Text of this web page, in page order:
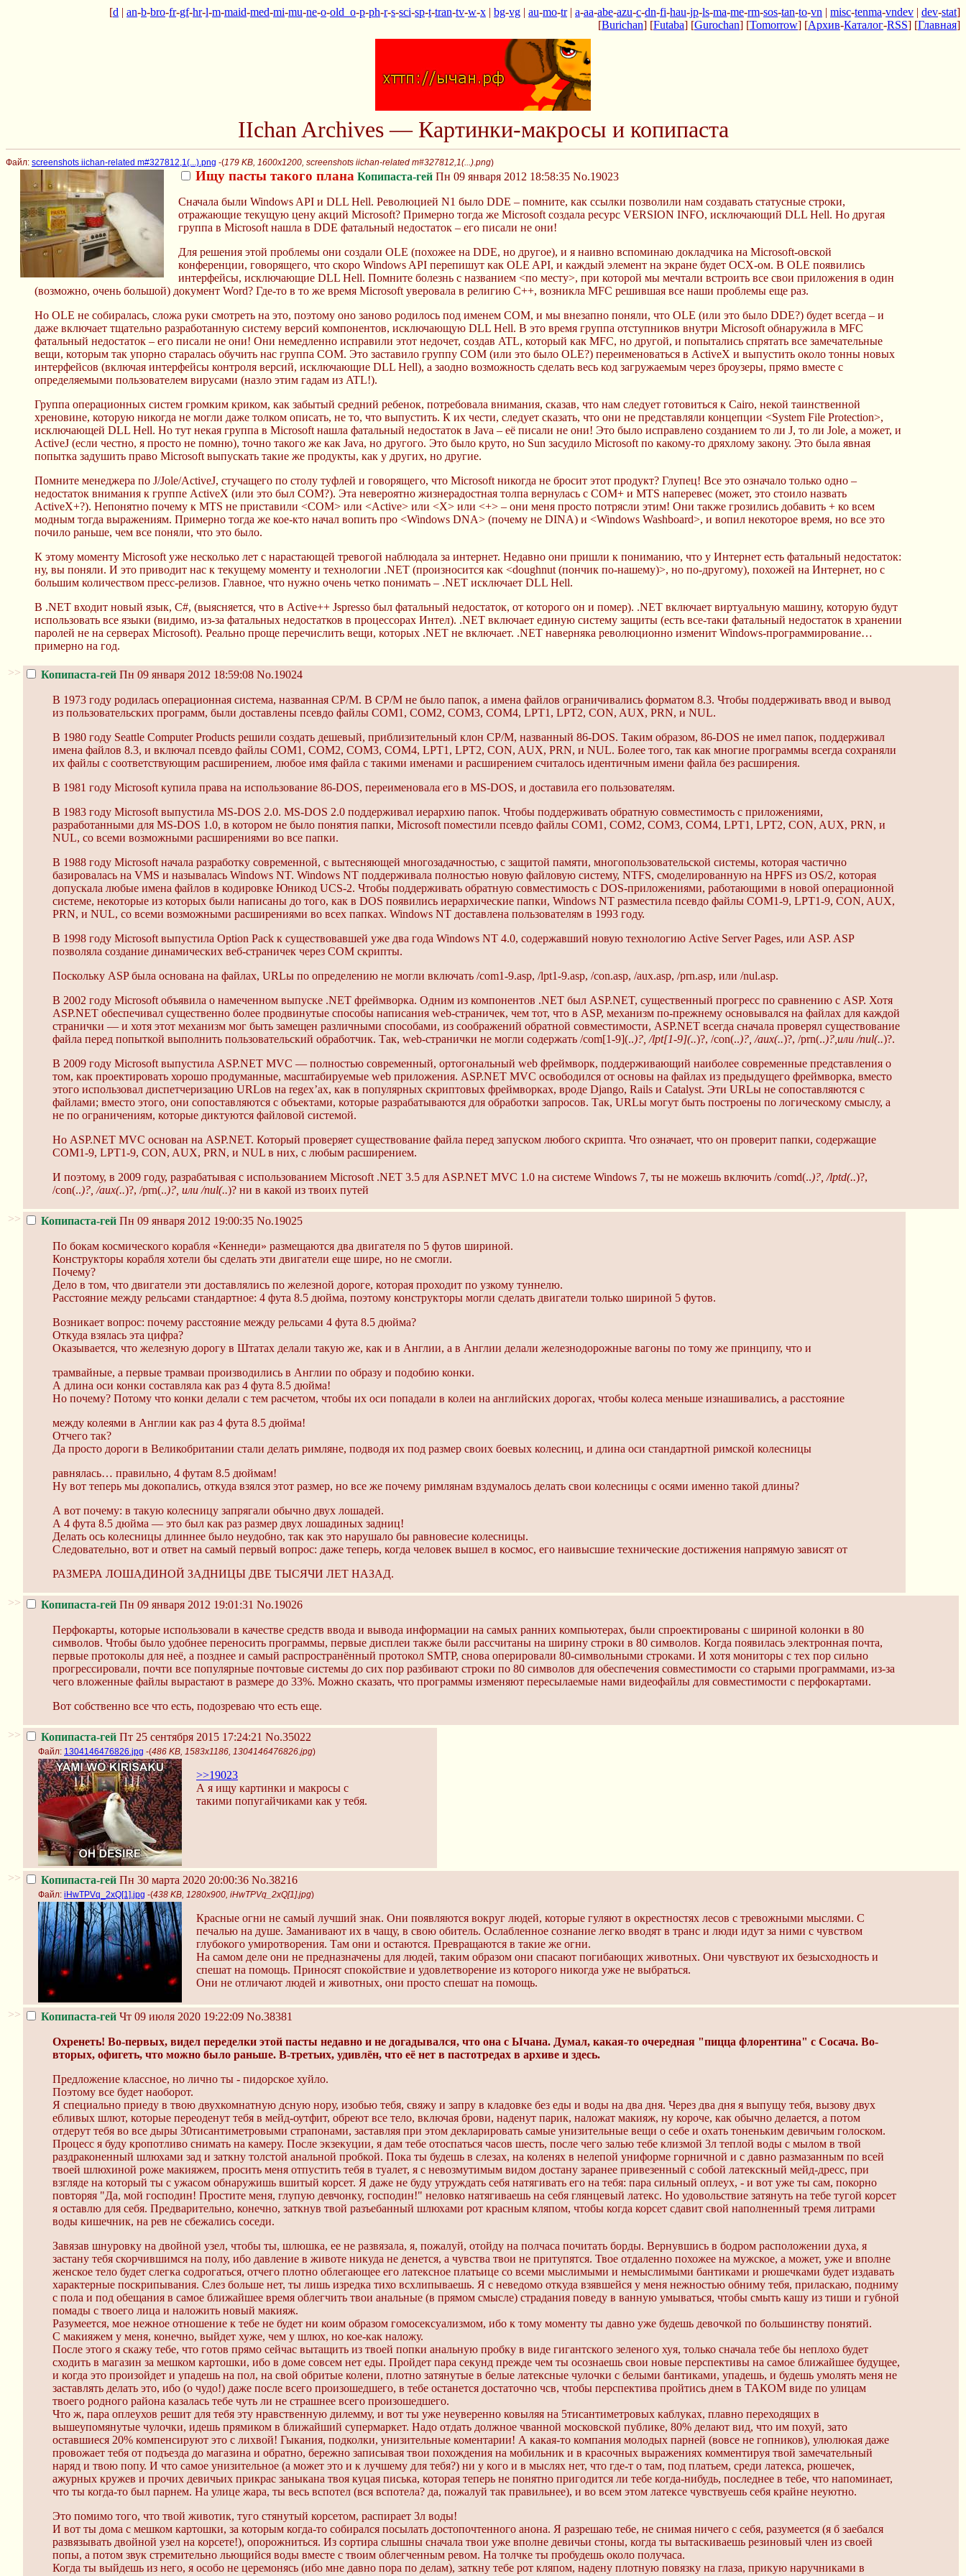
[d | an-b-bro-fr-gf-hr-l-m-maid-med-mi-mu-ne-o-old_o-p-ph-r-s-sci-sp-t-tran-tv-w-x | bg-vg | au-mo-tr| a-aa-abe-azu-c-dn-fi-hau-jp-ls-ma-me-rm-sos-tan-to-vn | misc-tenma-vndev | dev-stat]
[Burichan] [Futaba] [Gurochan] [Tomorrow] [Архив-Каталог-RSS] [Главная]
IIchan Archives — Картинки-макросы и копипаста
Файл: screenshots iichan-related m#327812,1(...).png -(179 KB, 1600x1200, screenshots iichan-related m#327812,1(...).png)
Ищу пасты такого плана Копипаста-гей Пн 09 января 2012 18:58:35 No.19023
Сначала были Windows API и DLL Hell. Революцией N1 было DDE – помните, как ссылки позволили нам создавать статусные строки,
отражающие текущую цену акций Microsoft? Примерно тогда же Microsoft создала ресурс VERSION INFO, исключающий DLL Hell. Но другая
группа в Microsoft нашла в DDE фатальный недостаток – его писали не они!
Для решения этой проблемы они создали OLE (похожее на DDE, но другое), и я наивно вспоминаю докладчика на Microsoft-овской
конференции, говорящего, что скоро Windows API перепишут как OLE API, и каждый элемент на экране будет ОСХ-ом. В OLE появились
интерфейсы, исключающие DLL Hell. Помните болезнь с названием <по месту>, при которой мы мечтали встроить все свои приложения в один
(возможно, очень большой) документ Word? Где-то в то же время Microsoft уверовала в религию С++, возникла MFC решившая все наши проблемы еще раз.
Но OLE не собиралась, сложа руки смотреть на это, поэтому оно заново родилось под именем COM, и мы внезапно поняли, что OLE (или это было DDE?) будет всегда – и
даже включает тщательно разработанную систему версий компонентов, исключающую DLL Hell. В это время группа отступников внутри Microsoft обнаружила в MFC
фатальный недостаток – его писали не они! Они немедленно исправили этот недочет, создав ATL, который как MFC, но другой, и попытались спрятать все замечательные
вещи, которым так упорно старалась обучить нас группа COM. Это заставило группу COM (или это было OLE?) переименоваться в ActiveX и выпустить около тонны новых
интерфейсов (включая интерфейсы контроля версий, исключающие DLL Hell), а заодно возможность сделать весь код загружаемым через броузеры, прямо вместе с
определяемыми пользователем вирусами (назло этим гадам из ATL!).
Группа операционных систем громким криком, как забытый средний ребенок, потребовала внимания, сказав, что нам следует готовиться к Cairo, некой таинственной
хреновине, которую никогда не могли даже толком описать, не то, что выпустить. К их чести, следует сказать, что они не представляли концепции <System File Protection>,
исключающей DLL Hell. Но тут некая группа в Microsoft нашла фатальный недостаток в Java – её писали не они! Это было исправлено созданием то ли J, то ли Jole, а может, и
ActiveJ (если честно, я просто не помню), точно такого же как Java, но другого. Это было круто, но Sun засудило Microsoft по какому-то дряхлому закону. Это была явная
попытка задушить право Microsoft выпускать такие же продукты, как у других, но другие.
Помните менеджера по J/Jole/ActiveJ, стучащего по столу туфлей и говорящего, что Microsoft никогда не бросит этот продукт? Глупец! Все это означало только одно –
недостаток внимания к группе ActiveX (или это был COM?). Эта невероятно жизнерадостная толпа вернулась с COM+ и MTS наперевес (может, это стоило назвать
ActiveX+?). Непонятно почему к MTS не приставили <COM> или <Active> или <X> или <+> – они меня просто потрясли этим! Они также грозились добавить + ко всем
модным тогда выражениям. Примерно тогда же кое-кто начал вопить про <Windows DNA> (почему не DINA) и <Windows Washboard>, и вопил некоторое время, но все это
почило раньше, чем все поняли, что это было.
К этому моменту Microsoft уже несколько лет с нарастающей тревогой наблюдала за интернет. Недавно они пришли к пониманию, что у Интернет есть фатальный недостаток:
ну, вы поняли. И это приводит нас к текущему моменту и технологии .NET (произносится как <doughnut (пончик по-нашему)>, но по-другому), похожей на Интернет, но с
большим количеством пресс-релизов. Главное, что нужно очень четко понимать – .NET исключает DLL Hell.
В .NET входит новый язык, C#, (выясняется, что в Active++ Jspresso был фатальный недостаток, от которого он и помер). .NET включает виртуальную машину, которую будут
использовать все языки (видимо, из-за фатальных недостатков в процессорах Интел). .NET включает единую систему защиты (есть все-таки фатальный недостаток в хранении
паролей не на серверах Microsoft). Реально проще перечислить вещи, которых .NET не включает. .NET наверняка революционно изменит Windows-программирование…
примерно на год.
>> Копипаста-гей Пн 09 января 2012 18:59:08 No.19024
В 1973 году родилась операционная система, названная CP/M. В CP/M не было папок, а имена файлов ограничивались форматом 8.3. Чтобы поддерживать ввод и вывод
из пользовательских программ, были доставлены псевдо файлы COM1, COM2, COM3, COM4, LPT1, LPT2, CON, AUX, PRN, и NUL.
В 1980 году Seattle Computer Products решили создать дешевый, приблизительный клон CP/M, названный 86-DOS. Таким образом, 86-DOS не имел папок, поддерживал
имена файлов 8.3, и включал псевдо файлы COM1, COM2, COM3, COM4, LPT1, LPT2, CON, AUX, PRN, и NUL. Более того, так как многие программы всегда сохраняли
их файлы с соответствующим расширением, любое имя файла с такими именами и расширением считалось идентичным имени файла без расширения.
В 1981 году Microsoft купила права на использование 86-DOS, переименовала его в MS-DOS, и доставила его пользователям.
В 1983 году Microsoft выпустила MS-DOS 2.0. MS-DOS 2.0 поддерживал иерархию папок. Чтобы поддерживать обратную совместимость с приложениями,
разработанными для MS-DOS 1.0, в котором не было понятия папки, Microsoft поместили псевдо файлы COM1, COM2, COM3, COM4, LPT1, LPT2, CON, AUX, PRN, и
NUL, со всеми возможными расширениями во все папки.
В 1988 году Microsoft начала разработку современной, с вытесняющей многозадачностью, с защитой памяти, многопользовательской системы, которая частично
базировалась на VMS и называлась Windows NT. Windows NT поддерживала полностью новую файловую систему, NTFS, смоделированную на HPFS из OS/2, которая
допускала любые имена файлов в кодировке Юникод UCS-2. Чтобы поддерживать обратную совместимость с DOS-приложениями, работающими в новой операционной
системе, некоторые из которых были написаны до того, как в DOS появились иерархические папки, Windows NT разместила псевдо файлы COM1-9, LPT1-9, CON, AUX,
PRN, и NUL, со всеми возможными расширениями во всех папках. Windows NT доставлена пользователям в 1993 году.
В 1998 году Microsoft выпустила Option Pack к существовавшей уже два года Windows NT 4.0, содержавший новую технологию Active Server Pages, или ASP. ASP
позволяла создание динамических веб-страничек через COM скрипты.
Поскольку ASP была основана на файлах, URLы по определению не могли включать /com1-9.asp, /lpt1-9.asp, /con.asp, /aux.asp, /prn.asp, или /nul.asp.
В 2002 году Microsoft объявила о намеченном выпуске .NET фреймворка. Одним из компонентов .NET был ASP.NET, существенный прогресс по сравнению с ASP. Хотя
ASP.NET обеспечивал существенно более продвинутые способы написания web-страничек, чем тот, что в ASP, механизм по-прежнему основывался на файлах для каждой
странички — и хотя этот механизм мог быть замещен различными способами, из соображений обратной совместимости, ASP.NET всегда сначала проверял существование
файла перед попыткой выполнить пользовательский обработчик. Так, web-странички не могли содержать /com[1-9](..)?, /lpt[1-9](..)?, /con(..)?, /aux(..)?, /prn(..)?,или /nul(..)?.
В 2009 году Microsoft выпустила ASP.NET MVC — полностью современный, ортогональный web фреймворк, поддерживающий наиболее современные представления о
том, как проектировать хорошо продуманные, масштабируемые web приложения. ASP.NET MVC освободился от основы на файлах из предыдущего фреймворка, вместо
этого использовал диспетчеризацию URLов на regex’ах, как в популярных скриптовых фреймворках, вроде Django, Rails и Catalyst. Эти URLы не сопоставляются с
файлами; вместо этого, они сопоставляются с объектами, которые разрабатываются для обработки запросов. Так, URLы могут быть построены по логическому смыслу, а
не по ограничениям, которые диктуются файловой системой.
Но ASP.NET MVC основан на ASP.NET. Который проверяет существование файла перед запуском любого скрипта. Что означает, что он проверит папки, содержащие
COM1-9, LPT1-9, CON, AUX, PRN, и NUL в них, с любым расширением.
И поэтому, в 2009 году, разрабатывая с использованием Microsoft .NET 3.5 для ASP.NET MVC 1.0 на системе Windows 7, ты не можешь включить /comd(..)?, /lptd(..)?,
/con(..)?, /aux(..)?, /prn(..)?, или /nul(..)? ни в какой из твоих путей
>> Копипаста-гей Пн 09 января 2012 19:00:35 No.19025
По бокам космического корабля «Кеннеди» размещаются два двигателя по 5 футов шириной.
Конструкторы корабля хотели бы сделать эти двигатели еще шире, но не смогли.
Почему?
Дело в том, что двигатели эти доставлялись по железной дороге, которая проходит по узкому туннелю.
Расстояние между рельсами стандартное: 4 фута 8.5 дюйма, поэтому конструкторы могли сделать двигатели только шириной 5 футов.
Возникает вопрос: почему расстояние между рельсами 4 фута 8.5 дюйма?
Откуда взялась эта цифра?
Оказывается, что железную дорогу в Штатах делали такую же, как и в Англии, а в Англии делали железнодорожные вагоны по тому же принципу, что и
трамвайные, а первые трамваи производились в Англии по образу и подобию конки.
А длина оси конки составляла как раз 4 фута 8.5 дюйма!
Но почему? Потому что конки делали с тем расчетом, чтобы их оси попадали в колеи на английских дорогах, чтобы колеса меньше изнашивались, а расстояние
между колеями в Англии как раз 4 фута 8.5 дюйма!
Отчего так?
Да просто дороги в Великобритании стали делать римляне, подводя их под размер своих боевых колесниц, и длина оси стандартной римской колесницы
равнялась… правильно, 4 футам 8.5 дюймам!
Ну вот теперь мы докопались, откуда взялся этот размер, но все же почему римлянам вздумалось делать свои колесницы с осями именно такой длины?
А вот почему: в такую колесницу запрягали обычно двух лошадей.
А 4 фута 8.5 дюйма — это был как раз размер двух лошадиных задниц!
Делать ось колесницы длиннее было неудобно, так как это нарушало бы равновесие колесницы.
Следовательно, вот и ответ на самый первый вопрос: даже теперь, когда человек вышел в космос, его наивысшие технические достижения напрямую зависят от
РАЗМЕРА ЛОШАДИНОЙ ЗАДНИЦЫ ДВЕ ТЫСЯЧИ ЛЕТ НАЗАД.
>> Копипаста-гей Пн 09 января 2012 19:01:31 No.19026
Перфокарты, которые использовали в качестве средств ввода и вывода информации на самых ранних компьютерах, были спроектированы с шириной колонки в 80
символов. Чтобы было удобнее переносить программы, первые дисплеи также были рассчитаны на ширину строки в 80 символов. Когда появилась электронная почта,
первые протоколы для неё, а позднее и самый распространённый протокол SMTP, снова оперировали 80-символьными строками. И хотя мониторы с тех пор сильно
прогрессировали, почти все популярные почтовые системы до сих пор разбивают строки по 80 символов для обеспечения совместимости со старыми программами, из-за
чего вложенные файлы вырастают в размере до 33%. Можно сказать, что программы изменяют пересылаемые нами видеофайлы для совместимости с перфокартами.
Вот собственно все что есть, подозреваю что есть еще.
>> Копипаста-гей Пт 25 сентября 2015 17:24:21 No.35022
Файл: 1304146476826.jpg -(486 KB, 1583x1186, 1304146476826.jpg)
>>19023
А я ищу картинки и макросы с
такими попугайчиками как у тебя.
>> Копипаста-гей Пн 30 марта 2020 20:00:36 No.38216
Файл: iHwTPVq_2xQ[1].jpg -(438 KB, 1280x900, iHwTPVq_2xQ[1].jpg)
Красные огни не самый лучший знак. Они появляются вокруг людей, которые гуляют в окрестностях лесов с тревожными мыслями. С
печалью на душе. Заманивают их в чащу, в свою обитель. Ослабленное сознание легко вводят в транс и люди идут за ними с чувством
глубокого умиротворения. Там они и остаются. Превращаются в такие же огни.
На самом деле они не предназначены для людей, таким образом они спасают погибающих животных. Они чувствуют их безысходность и
спешат на помощь. Приносят спокойствие и удовлетворение из которого никогда уже не выбраться.
Они не отличают людей и животных, они просто спешат на помощь.
>> Копипаста-гей Чт 09 июля 2020 19:22:09 No.38381
Охренеть! Во-первых, видел переделки этой пасты недавно и не догадывался, что она с Ычана. Думал, какая-то очередная "пицца флорентина" с Сосача. Во-
вторых, офигеть, что можно было раньше. В-третьих, удивлён, что её нет в пастотредах в архиве и здесь.
Предложение классное, но лично ты - пидорское хуйло.
Поэтому все будет наоборот.
Я специально приеду в твою двухкомнатную дсную нору, изобью тебя, свяжу и запру в кладовке без еды и воды на два дня. Через два дня я выпущу тебя, вызову двух
ебливых шлют, которые переоденут тебя в мейд-оутфит, обреют все тело, включая брови, наденут парик, наложат макияж, ну короче, как обычно делается, а потом
отдерут тебя во все дыры 30тисантиметровыми страпонами, заставляя при этом декларировать самые унизительные вещи о себе и охать тоненьким девичьим голоском.
Процесс я буду кропотливо снимать на камеру. После экзекуции, я дам тебе отоспаться часов шесть, после чего залью тебе клизмой 3л теплой воды с мылом в твой
раздраконенный шлюхами зад и заткну толстой анальной пробкой. Пока ты будешь в слезах, на коленях в нелепой униформе горничной и с давно размазанным по всей
твоей шлюхиной роже макияжем, просить меня отпустить тебя в туалет, я с невозмутимым видом достану заранее привезенный с собой латекскный мейд-дресс, при
взгляде на который ты с ужасом обнаружишь вшитый корсет. Я даже не буду утруждать себя натягивать его на тебя: пара сильный оплеух, - и вот уже ты сам, покорно
повторяя "Да, мой господин! Простите меня, глупую девчонку, господин!" неловко натягиваешь на себя глянцевый латекс. Но удовольствие затянуть на тебе тугой корсет
я оставлю для себя. Предварительно, конечно, заткнув твой разъебанный шлюхами рот красным кляпом, чтобы когда корсет сдавит свой наполненный тремя литрами
воды кишечник, на рев не сбежались соседи.
Завязав шнуровку на двойной узел, чтобы ты, шлюшка, ее не развязала, я, пожалуй, отойду на полчаса почитать борды. Вернувшись в бодром расположении духа, я
застану тебя скорчившимся на полу, ибо давление в животе никуда не денется, а чувства твои не притупятся. Твое отдаленно похожее на мужское, а может, уже и вполне
женское тело будет слегка содрогаться, отчего плотно облегающее его латексное платьице со всеми мыслимыми и немыслимыми бантиками и рюшечками будет издавать
характерные поскрипывания. Слез больше нет, ты лишь изредка тихо всхлипываешь. Я с неведомо откуда взявшейся у меня нежностью обниму тебя, приласкаю, подниму
с пола и под обещания в самое ближайшее время облегчить твои анальные (в прямом смысле) страдания поведу в ванную умываться, чтобы смыть кашу из тиши и губной
помады с твоего лица и наложить новый макияж.
Разумеется, мое нежное отношение к тебе не будет ни коим образом гомосексуализмом, ибо к тому моменту ты давно уже будешь девочкой по большинству понятий.
С макияжем у меня, конечно, выйдет хуже, чем у шлюх, но кое-как наложу.
После этого я скажу тебе, что готов прямо сейчас вытащить из твоей попки анальную пробку в виде гигантского зеленого хуя, только сначала тебе бы неплохо будет
сходить в магазин за мешком картошки, ибо в доме совсем нет еды. Пройдет пара секунд прежде чем ты осознаешь свои новые перспективы на самое ближайшее будущее,
и когда это произойдет и упадешь на пол, на свой обритые колени, плотно затянутые в белые латексные чулочки с белыми бантиками, упадешь, и будешь умолять меня не
заставлять делать это, ибо (о чудо!) даже после всего произошедшего, в тебе останется достаточно чсв, чтобы перспектива пройтись днем в ТАКОМ виде по улицам
твоего родного района казалась тебе чуть ли не страшнее всего произошедшего.
Что ж, пара оплеухов решит для тебя эту нравственную дилемму, и вот ты уже неуверенно ковыляя на 5тисантиметровых каблуках, плавно переходящих в
вышеупомянутые чулочки, идешь прямиком в ближайший супермаркет. Надо отдать должное чванной московской публике, 80% делают вид, что им похуй, зато
оставшиеся 20% компенсируют это с лихвой! Гыкания, подколки, унизительные коментарии! А какая-то компания молодых парней (вовсе не гопников), улюлюкая даже
провожает тебя от подъезда до магазина и обратно, бережно записывая твои похождения на мобильник и в красочных выражениях комментируя твой замечательный
наряд и твою попу. И что самое унизительное (а может это и к лучшему для тебя?) ни у кого и в мыслях нет, что где-т о там, под платьем, среди латекса, рюшечек,
ажурных кружев и прочих девичьих прикрас заныкана твоя куцая писька, которая теперь не понятно пригодится ли тебе когда-нибудь, последнее в тебе, что напоминает,
что ты когда-то был парнем. На улице жара, ты весь вспотел (вся вспотела? да, пожалуй так правильнее), и во всем этом латексе чувствуешь себя крайне неуютно.
Это помимо того, что твой животик, туго стянутый корсетом, распирает 3л воды!
И вот ты дома с мешком картошки, за которым когда-то собирался посылать достопочтенного анона. Я разрешаю тебе, не снимая ничего с себя, разумеется (я б заебался
развязывать двойной узел на корсете!), опорожниться. Из сортира слышны сначала твои уже вполне девичьи стоны, когда ты вытаскиваешь резиновый член из своей
попы, а потом звук стремительно льющийся воды вместе с твоим облегченным ревом. На толчке ты пробудешь около получаса.
Когда ты выйдешь из него, я особо не церемонясь (ибо мне давно пора по делам), заткну тебе рот кляпом, надену плотную повязку на глаза, прикую наручниками в